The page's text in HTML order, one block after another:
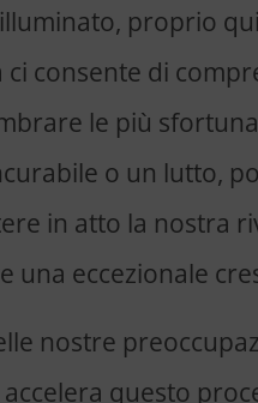
proprio
ci consente di
le più
o un lutto,
in atto la nostra
una eccezionale
nostre
questo